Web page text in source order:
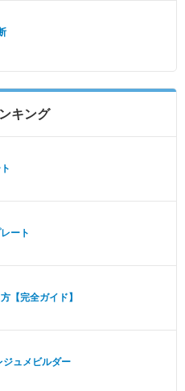
キング
ート
【完全ガイド】
ジュメビルダー